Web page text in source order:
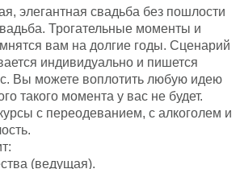
элегантная свадьба без пошлости
Трогательные моменты и
вам на долгие годы. Сценарий
индивидуально и пишется
Вы можете воплотить любую идею
такого момента у вас не будет.
с переодеванием, с алкоголем и
(ведущая).